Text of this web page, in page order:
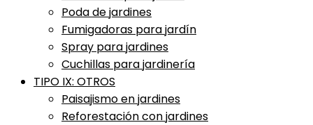
Poda de jardines
Fumigadoras para jardín
Spray para jardines
Cuchillas para jardinería
TIPO IX: OTROS
Paisajismo en jardines
Reforestación con jardines